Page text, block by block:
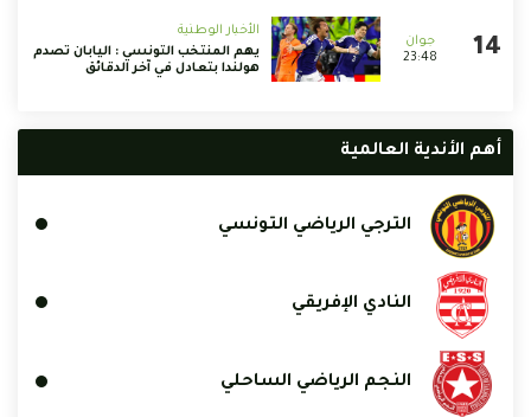
23:48
الأخبار الوطنية
يهم المنتخب التونسي : اليابان تصدم
هولندا بتعادل في آخر الدقائق
أهم الأندية العالمية
الترجي الرياضي التونسي
النادي الإفريقي
النجم الرياضي الساحلي